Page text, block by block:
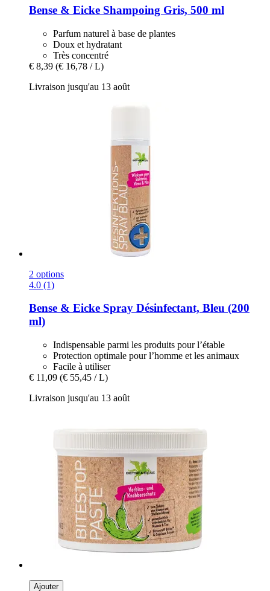
Bense & Eicke Shampoing Gris, 500 ml
Parfum naturel à base de plantes
Doux et hydratant
Très concentré
€ 8,39 (€ 16,78 / L)
Livraison jusqu'au 13 août
2 options
4.0 (1)
Bense & Eicke Spray Désinfectant, Bleu (200
ml)
Indispensable parmi les produits pour l’étable
Protection optimale pour l’homme et les animaux
Facile à utiliser
€ 11,09 (€ 55,45 / L)
Livraison jusqu'au 13 août
Ajouter